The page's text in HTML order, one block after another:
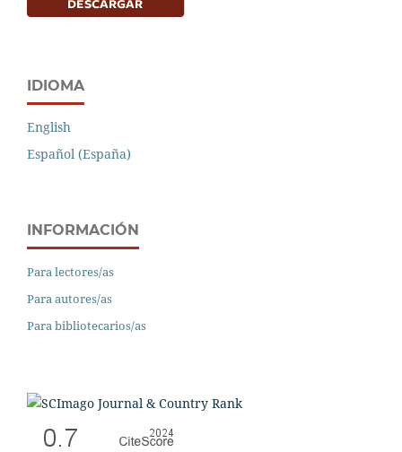
IDIOMA
English
Español (España)
INFORMACIÓN
Para lectores/as
Para autores/as
Para bibliotecarios/as